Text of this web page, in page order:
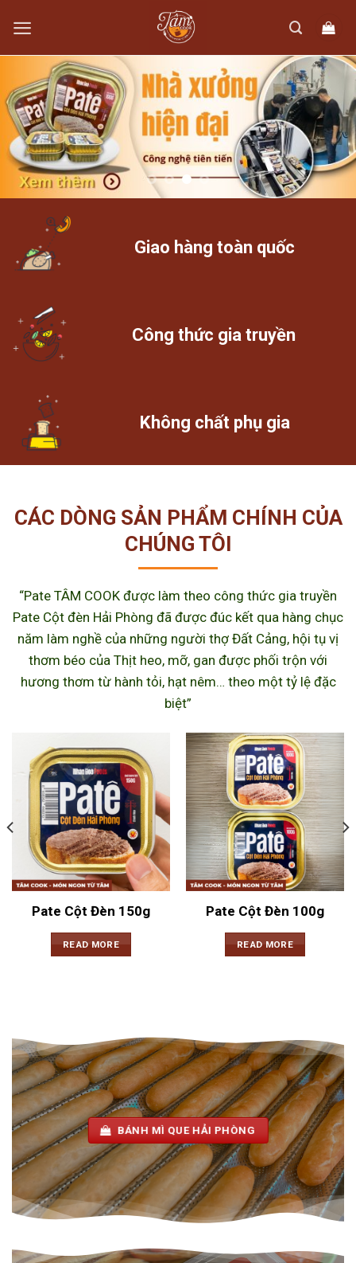
content
Giao hàng toàn quốc
Công thức gia truyền
Không chất phụ gia
CÁC DÒNG SẢN PHẨM CHÍNH CỦA
CHÚNG TÔI
“Pate TÂM COOK được làm theo công thức gia truyền
Pate Cột đèn Hải Phòng đã được đúc kết qua hàng chục
năm làm nghề của những người thợ Đất Cảng, hội tụ vị
thơm béo của Thịt heo, mỡ, gan được phối trộn với
hương thơm từ hành tỏi, hạt nêm… theo một tỷ lệ đặc
biệt”
Pate Cột Đèn 150g
READ MORE
Pate Cột Đèn 100g
READ MORE
BÁNH MÌ QUE HẢI PHÒNG